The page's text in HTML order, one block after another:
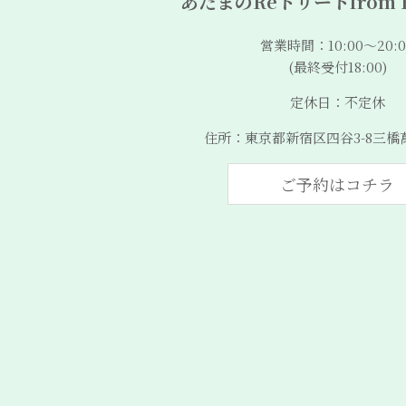
営業時間：10:00〜
(最終受付18:00)
定休日：不定休
住所：東京都新宿区四谷3-8三橋
ご予約はコチラ